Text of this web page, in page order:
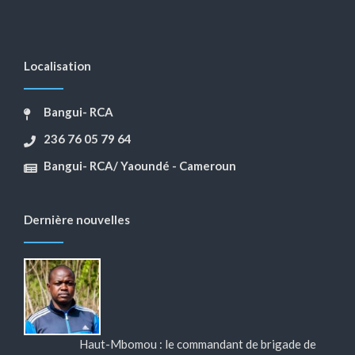
Localisation
Bangui- RCA
236 76 05 79 64
Bangui- RCA/ Yaoundé - Cameroun
Dernière nouvelles
Haut-Mbomou : le commandant de brigade de